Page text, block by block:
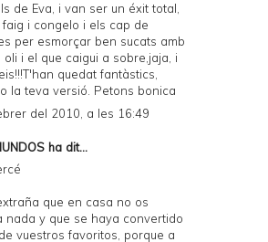
de Eva, i van ser un éxit total,
faig i congelo i els cap de
per esmorçar ben sucats amb
oli i el que caigui a sobre,jaja, i
quedat fantàstics,
la teva versió. Petons bonica
del 2010, a les 16:49
ha dit...
que en casa no os
nada y que se haya convertido
vuestros favoritos, porque a